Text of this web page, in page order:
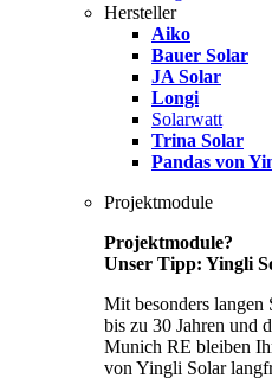
Hersteller
Aiko
Bauer Solar
JA Solar
Longi
Solarwatt
Trina Solar
Pandas von
Projektmodule
Projektmodule?
Unser Tipp: Yingli
Mit besonders langen
bis zu 30 Jahren und
Munich RE bleiben
von Yingli Solar